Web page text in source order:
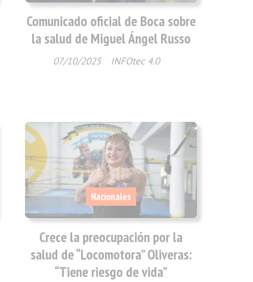
Comunicado oficial de Boca sobre
la salud de Miguel Ángel Russo
INFOtec 4.0
07/10/2025
Crece la preocupación por la
salud de “Locomotora” Oliveras:
“Tiene riesgo de vida”
Nacionales